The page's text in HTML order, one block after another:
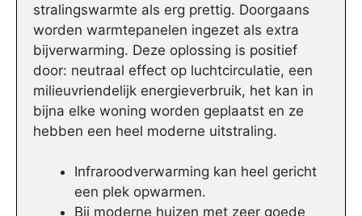
stralingswarmte als erg prettig. Doorgaans
worden warmtepanelen ingezet als extra
bijverwarming. Deze oplossing is positief
door: neutraal effect op luchtcirculatie, een
milieuvriendelijk energieverbruik, het kan in
bijna elke woning worden geplaatst en ze
hebben een heel moderne uitstraling.
Infraroodverwarming kan heel gericht
een plek opwarmen.
Bij moderne huizen met zeer goede